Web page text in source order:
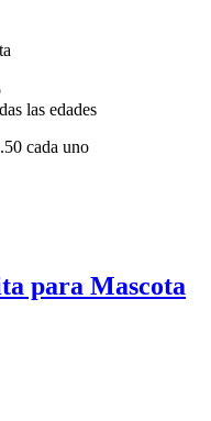
las edades
cada uno
para Mascota